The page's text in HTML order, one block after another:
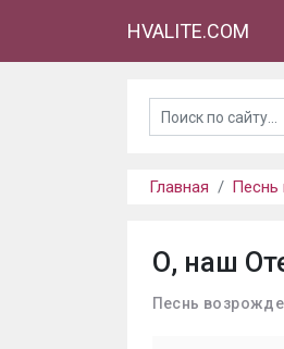
HVALITE.COM
Главная Песнь
О, наш
Песнь